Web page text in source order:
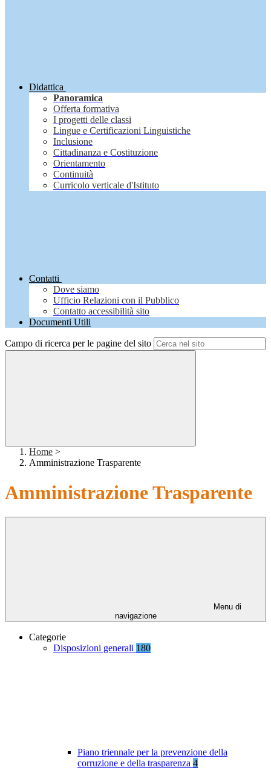
Didattica
Panoramica
Offerta formativa
I progetti delle classi
Lingue e Certificazioni Linguistiche
Inclusione
Cittadinanza e Costituzione
Orientamento
Continuità
Curricolo verticale d'Istituto
Contatti
Dove siamo
Ufficio Relazioni con il Pubblico
Contatto accessibilità sito
Documenti Utili
Campo di ricerca per le pagine del sito
Home >
Amministrazione Trasparente
Amministrazione Trasparente
Menu di
navigazione
Categorie
Disposizioni generali 180
Piano triennale per la prevenzione della
corruzione e della trasparenza 4